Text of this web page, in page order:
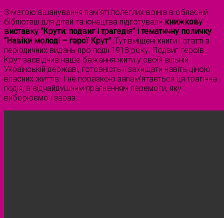
З метою вшанування пам’яті полеглих воїнів в обласній
бібліотеці для дітей та юнацтва підготували книжкову
виставку “Крути: подвиг і трагедія” і тематичну поличку
“Навіки молоді – герої Крут”. Тут вміщені книги і статті з
періодичних видань про події 1918 року. Подвиг героїв
Крут засвідчив наше бажання жити у своїй вільній
Українській державі, готовність її захищати навіть ціною
власних життів. І не поразкою запам’ятається ця трагічна
подія, а відчайдушним прагненням перемоги, яку
виборюємо і зараз.